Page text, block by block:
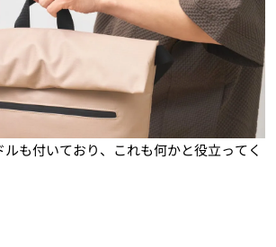
も付いており、これも何かと役立ってく